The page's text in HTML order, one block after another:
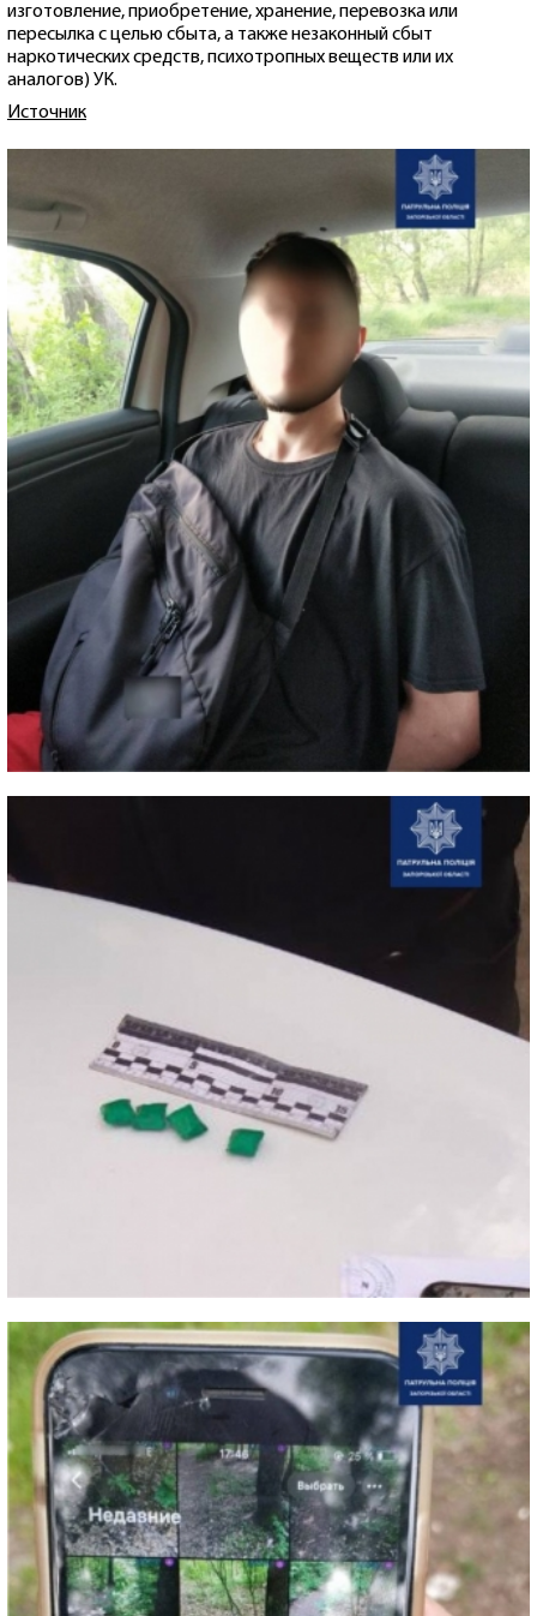
изготовление, приобретение, хранение, перевозка или
пересылка с целью сбыта, а также незаконный сбыт
наркотических средств, психотропных веществ или их
аналогов) УК.
Источник